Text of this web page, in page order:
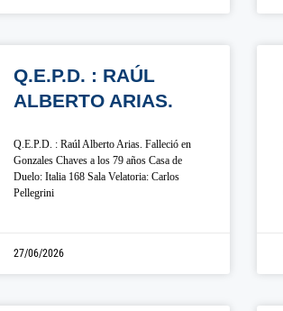
Q.E.P.D. : RAÚL
ALBERTO ARIAS.
Q.E.P.D. : Raúl Alberto Arias. Falleció en
Gonzales Chaves a los 79 años Casa de
Duelo: Italia 168 Sala Velatoria: Carlos
Pellegrini
27/06/2026